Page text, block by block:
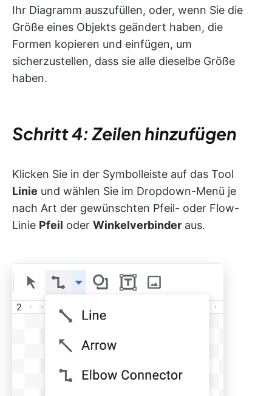
Ihr Diagramm auszufüllen, oder, wenn Sie die
Größe eines Objekts geändert haben, die
Formen kopieren und einfügen, um
sicherzustellen, dass sie alle dieselbe Größe
haben.
Schritt 4: Zeilen hinzufügen
Klicken Sie in der Symbolleiste auf das Tool
Linie und wählen Sie im Dropdown-Menü je
nach Art der gewünschten Pfeil- oder Flow-
Linie Pfeil oder Winkelverbinder aus.